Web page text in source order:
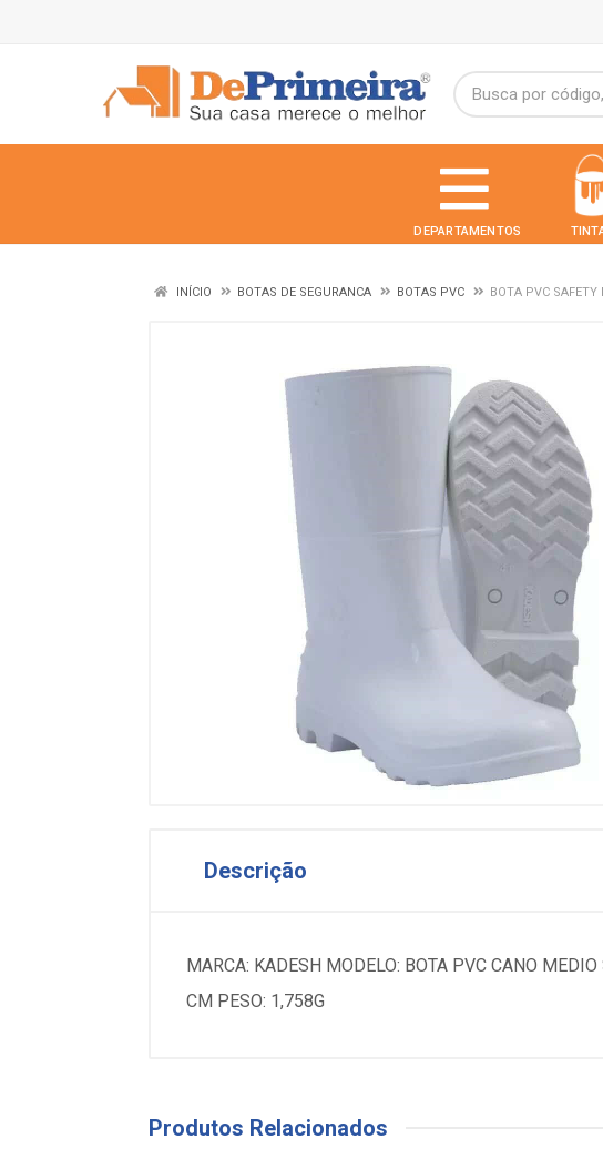
DEPARTAMENTOS
INÍCIO BOTAS DE SEGURANCA BOTAS PVC BOTA PVC
Descrição
MARCA: KADESH MODELO: BOTA PVC CANO
CM PESO: 1,758G
Produtos Relacionados